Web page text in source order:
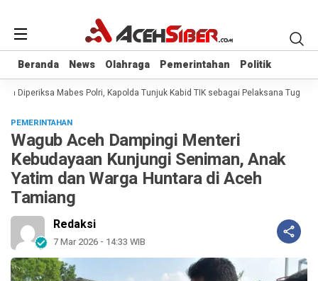
Beranda News Olahraga Pemerintahan Politik
Beranda News Olahraga Pemerintahan Politik
Diperiksa Mabes Polri, Kapolda Tunjuk Kabid TIK sebagai Pelaksana Tugas
PEMERINTAHAN
Wagub Aceh Dampingi Menteri
Kebudayaan Kunjungi Seniman, Anak
Yatim dan Warga Huntara di Aceh
Tamiang
Redaksi
7 Mar 2026 - 14:33 WIB